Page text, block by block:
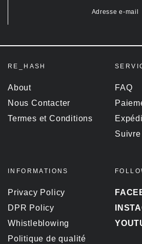
Adresse e-mail
RE_HASH
About
Nous Contacter
Termes et Conditions
FAQ
INFORMATIONS
Privacy Policy
DPR Policy
Whistleblowing
Politique de qualité